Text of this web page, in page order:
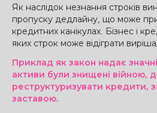
Як наслідок незнання строків
пропуску дедлайну, що може
кредитних канікулах. Бізнес і
яких строк може відіграти
Приклад як закон надає значні
активи були знищені війною,
реструктуризувати кредити,
заставою.